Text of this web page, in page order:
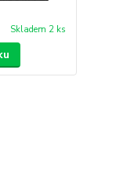
Skladem 2 ks